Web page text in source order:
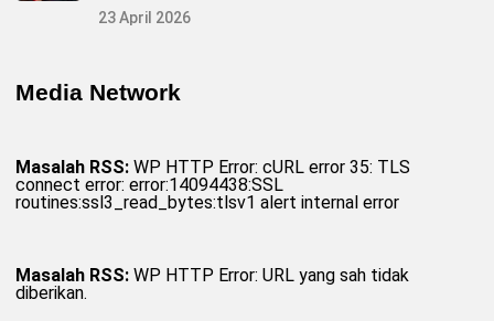
23 April 2026
Media Network
Masalah RSS: WP HTTP Error: cURL error 35: TLS
connect error: error:14094438:SSL
routines:ssl3_read_bytes:tlsv1 alert internal error
Masalah RSS: WP HTTP Error: URL yang sah tidak
diberikan.